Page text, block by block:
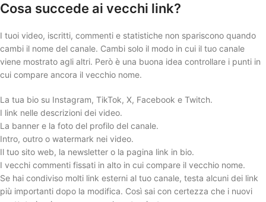
Cosa succede ai vecchi link?
I tuoi video, iscritti, commenti e statistiche non spariscono quando
cambi il nome del canale. Cambi solo il modo in cui il tuo canale
viene mostrato agli altri. Però è una buona idea controllare i punti in
cui compare ancora il vecchio nome.
La tua bio su Instagram, TikTok, X, Facebook e Twitch.
I link nelle descrizioni dei video.
La banner e la foto del profilo del canale.
Intro, outro o watermark nei video.
Il tuo sito web, la newsletter o la pagina link in bio.
I vecchi commenti fissati in alto in cui compare il vecchio nome.
Se hai condiviso molti link esterni al tuo canale, testa alcuni dei link
più importanti dopo la modifica. Così sai con certezza che i nuovi